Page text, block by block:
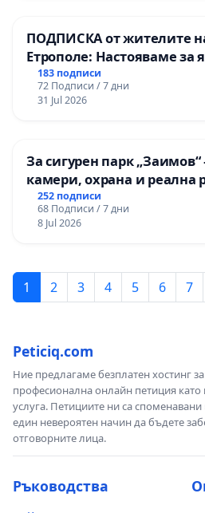
ПОДПИСКА от жителите
Етрополе: Настояваме за
“Елаците-МЕД” АД и от
изпълнят всички
183 подписи
72 Подписи / 7 дни
31 Jul 2026
За сигурен парк
камери, охрана и реална
252 подписи
68 Подписи / 7 дни
8 Jul 2026
1 2 3 4 5 6 7
Peticiq.com
Ние предлагаме безплатен хостинг
професионална онлайн петиция
услуга. Петициите ни са
един невероятен начин да бъдете
отговорните лица.
Ръководства